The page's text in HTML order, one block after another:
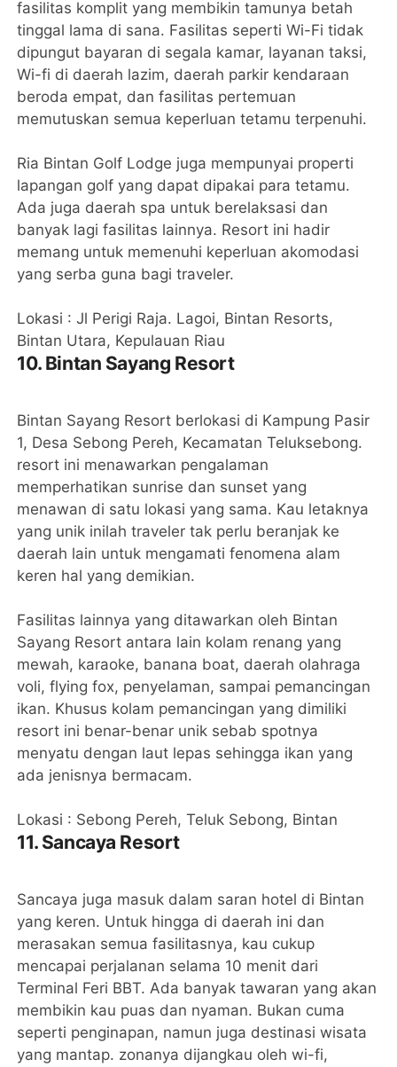
fasilitas komplit yang membikin tamunya betah
tinggal lama di sana. Fasilitas seperti Wi-Fi tidak
dipungut bayaran di segala kamar, layanan taksi,
Wi-fi di daerah lazim, daerah parkir kendaraan
beroda empat, dan fasilitas pertemuan
memutuskan semua keperluan tetamu terpenuhi.
Ria Bintan Golf Lodge juga mempunyai properti
lapangan golf yang dapat dipakai para tetamu.
Ada juga daerah spa untuk berelaksasi dan
banyak lagi fasilitas lainnya. Resort ini hadir
memang untuk memenuhi keperluan akomodasi
yang serba guna bagi traveler.
Lokasi : Jl Perigi Raja. Lagoi, Bintan Resorts,
Bintan Utara, Kepulauan Riau
10. Bintan Sayang Resort
Bintan Sayang Resort berlokasi di Kampung Pasir
1, Desa Sebong Pereh, Kecamatan Teluksebong.
resort ini menawarkan pengalaman
memperhatikan sunrise dan sunset yang
menawan di satu lokasi yang sama. Kau letaknya
yang unik inilah traveler tak perlu beranjak ke
daerah lain untuk mengamati fenomena alam
keren hal yang demikian.
Fasilitas lainnya yang ditawarkan oleh Bintan
Sayang Resort antara lain kolam renang yang
mewah, karaoke, banana boat, daerah olahraga
voli, flying fox, penyelaman, sampai pemancingan
ikan. Khusus kolam pemancingan yang dimiliki
resort ini benar-benar unik sebab spotnya
menyatu dengan laut lepas sehingga ikan yang
ada jenisnya bermacam.
Lokasi : Sebong Pereh, Teluk Sebong, Bintan
11. Sancaya Resort
Sancaya juga masuk dalam saran hotel di Bintan
yang keren. Untuk hingga di daerah ini dan
merasakan semua fasilitasnya, kau cukup
mencapai perjalanan selama 10 menit dari
Terminal Feri BBT. Ada banyak tawaran yang akan
membikin kau puas dan nyaman. Bukan cuma
seperti penginapan, namun juga destinasi wisata
yang mantap. zonanya dijangkau oleh wi-fi,